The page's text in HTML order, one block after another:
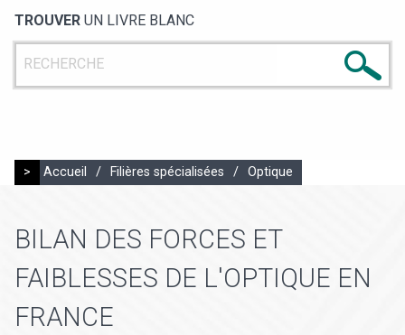
TROUVER UN LIVRE BLANC
> Accueil / Filières spécialisées / Optique
BILAN DES FORCES ET
FAIBLESSES DE L'OPTIQUE EN
FRANCE